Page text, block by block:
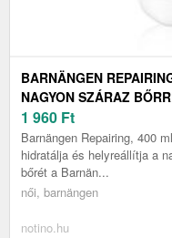
BARNÄNGEN
NAGYON SZÁRAZ
1 960 Ft
Barnängen Repairing, 400
hidratálja és helyreállítja a
bőrét a Barnän...
női, barnängen
notino.hu